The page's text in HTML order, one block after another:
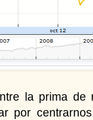
la prima de
por